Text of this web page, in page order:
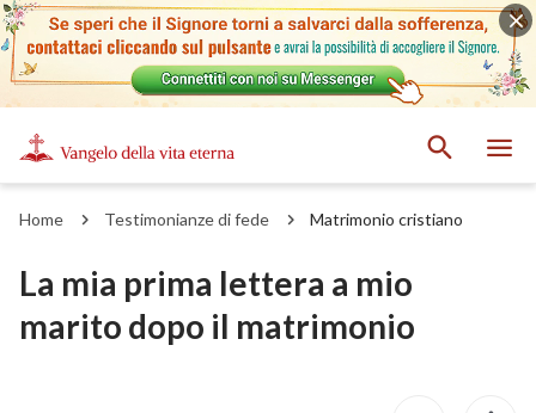
Home Testimonianze di fede Matrimonio cristiano
La mia prima lettera a mio
marito dopo il matrimonio